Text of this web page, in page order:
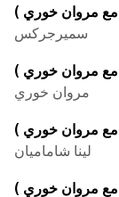
مروان خوري )
سميرجركس
مع مروان خوري )
مروان خوري
مروان خوري )
لينا شاماميان
مروان خوري )